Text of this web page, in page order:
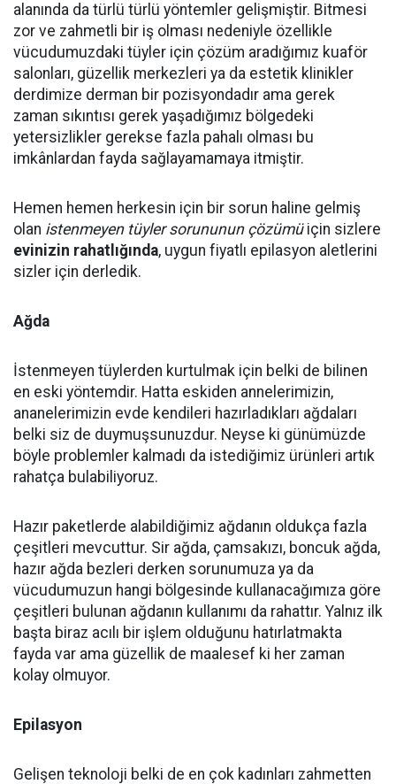
alanında da türlü türlü yöntemler gelişmiştir. Bitmesi
zor ve zahmetli bir iş olması nedeniyle özellikle
vücudumuzdaki tüyler için çözüm aradığımız kuaför
salonları, güzellik merkezleri ya da estetik klinikler
derdimize derman bir pozisyondadır ama gerek
zaman sıkıntısı gerek yaşadığımız bölgedeki
yetersizlikler gerekse fazla pahalı olması bu
imkânlardan fayda sağlayamamaya itmiştir.
Hemen hemen herkesin için bir sorun haline gelmiş
olan istenmeyen tüyler sorununun çözümüiçin sizlere
evinizin rahatlığında, uygun fiyatlı epilasyon aletlerini
sizler için derledik.
Ağda
İstenmeyen tüylerden kurtulmak için belki de bilinen
en eski yöntemdir. Hatta eskiden annelerimizin,
ananelerimizin evde kendileri hazırladıkları ağdaları
belki siz de duymuşsunuzdur. Neyse ki günümüzde
böyle problemler kalmadı da istediğimiz ürünleri artık
rahatça bulabiliyoruz.
Hazır paketlerde alabildiğimiz ağdanın oldukça fazla
çeşitleri mevcuttur. Sir ağda, çamsakızı, boncuk ağda,
hazır ağda bezleri derken sorunumuza ya da
vücudumuzun hangi bölgesinde kullanacağımıza göre
çeşitleri bulunan ağdanın kullanımı da rahattır. Yalnız ilk
başta biraz acılı bir işlem olduğunu hatırlatmakta
fayda var ama güzellik de maalesef ki her zaman
kolay olmuyor.
Epilasyon
Gelişen teknoloji belki de en çok kadınları zahmetten